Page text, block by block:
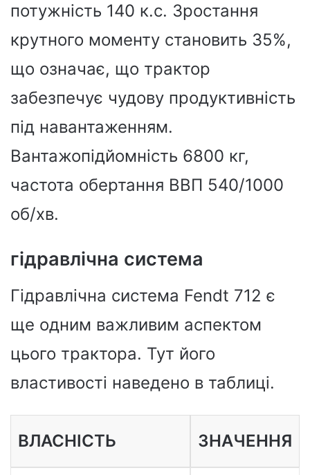
потужність 140 к.с. Зростання
крутного моменту становить 35%,
що означає, що трактор
забезпечує чудову продуктивність
під навантаженням.
Вантажопідйомність 6800 кг,
частота обертання ВВП 540/1000
об/хв.
гідравлічна система
Гідравлічна система Fendt 712 є
ще одним важливим аспектом
цього трактора. Тут його
властивості наведено в таблиці.
ВЛАСНІСТЬ ЗНАЧЕННЯ